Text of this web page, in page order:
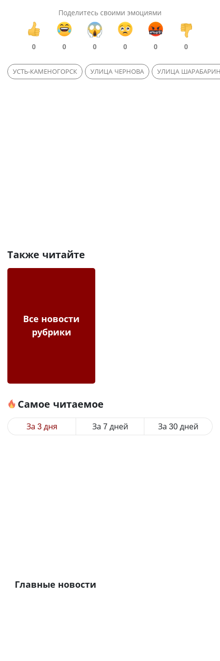
Поделитесь своими эмоциями
0 0 0 0 0 0
УСТЬ-КАМЕНОГОРСК УЛИЦА ЧЕРНОВА УЛИЦА
Также читайте
Все новости
рубрики
Самое читаемое
За 3 дня За 7 дней За 30 дней
Главные новости